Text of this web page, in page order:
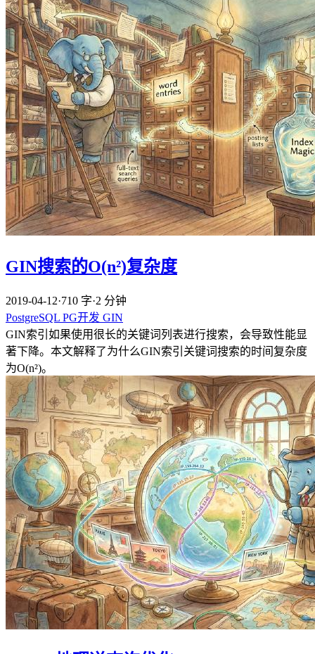
GIN搜索的O(n²)复杂度
2019-04-12·710 字·2 分钟
PostgreSQL PG开发 GIN
GIN索引如果使用很长的关键词列表进行搜索，会导致性能显
著下降。本文解释了为什么GIN索引关键词搜索的时间复杂度
为O(n²)。